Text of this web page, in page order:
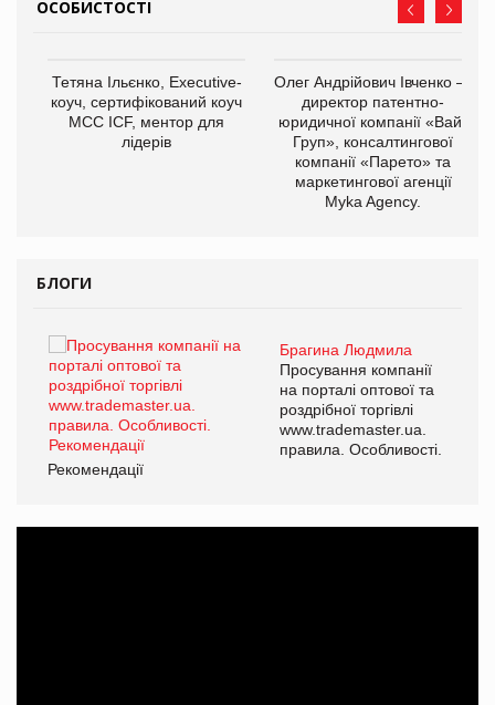
ОСОБИСТОСТІ
Тетяна Ільєнко, Executive-
коуч, сертифікований коуч
МСС ICF, ментор для
лідерів
Олег Андрійович Івченко —
директор патентно-
юридичної компанії «Вайз
Груп», консалтингової
компанії «Парето» та
маркетингової агенції
Myka Agency.
БЛОГИ
Брагина Людмила
Просування компанії
на порталі оптової та
роздрібної торгівлі
www.trademaster.ua.
правила. Особливості.
Рекомендації